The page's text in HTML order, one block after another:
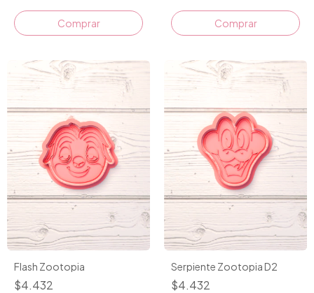
Comprar
Flash Zootopia
$4.432
Serpiente Zootopia D2
$4.432